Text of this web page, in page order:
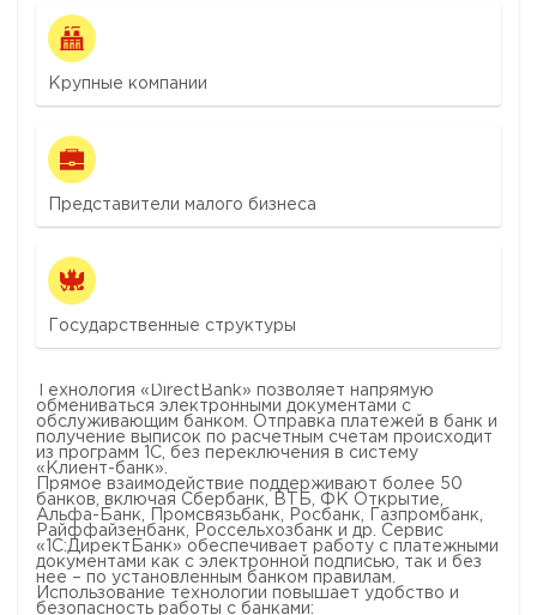
Крупные компании
Представители малого бизнеса
Государственные структуры
Технология «DirectBank» позволяет напрямую
обмениваться электронными документами с
обслуживающим банком. Отправка платежей в банк и
получение выписок по расчетным счетам происходит
из программ 1С, без переключения в систему
«Клиент-банк».
Прямое взаимодействие поддерживают более 50
банков, включая Сбербанк, ВТБ, ФК Открытие,
Альфа-Банк, Промсвязьбанк, Росбанк, Газпромбанк,
Райффайзенбанк, Россельхозбанк и др. Сервис
«1С:ДиректБанк» обеспечивает работу с платежными
документами как с электронной подписью, так и без
нее – по установленным банком правилам.
Использование технологии повышает удобство и
безопасность работы с банками: